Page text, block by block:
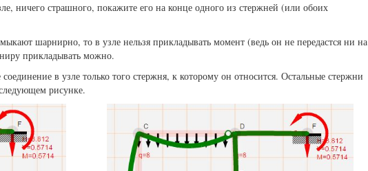
ничего страшного, покажите его на конце одного из стержней (или обоих
шарнирно, то в узле нельзя прикладывать момент (ведь он не передастся ни на
прикладывать можно.
в узле только того стержня, к которому он относится. Остальные стержни
рисунке.